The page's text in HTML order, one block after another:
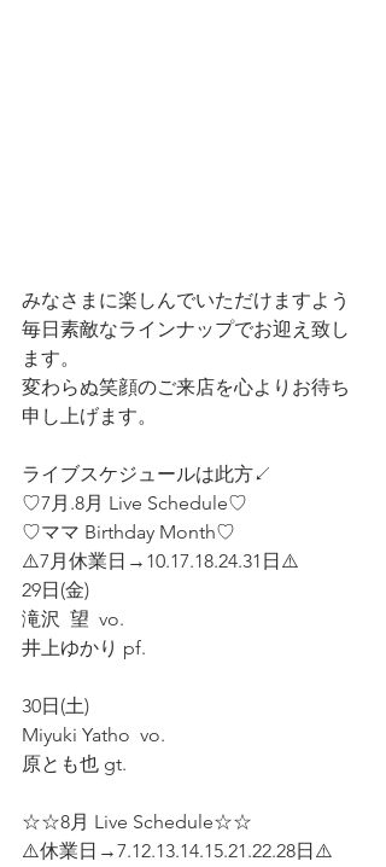
みなさまに楽しんでいただけますよう
毎日素敵なラインナップでお迎え致し
ます。
変わらぬ笑顔のご来店を心よりお待ち
申し上げます。
ライブスケジュールは此方↙️
♡7月.8月 Live Schedule♡
♡ママ Birthday Month♡
⚠️7月休業日→10.17.18.24.31日⚠️
29日(金)
滝沢  望  vo.
井上ゆかり pf.
30日(土)
Miyuki Yatho  vo.
原とも也 gt.
☆☆8月 Live Schedule☆☆
⚠️休業日→7.12.13.14.15.21.22.28日⚠️